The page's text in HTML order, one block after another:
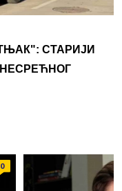
СТАРИЈИ
0